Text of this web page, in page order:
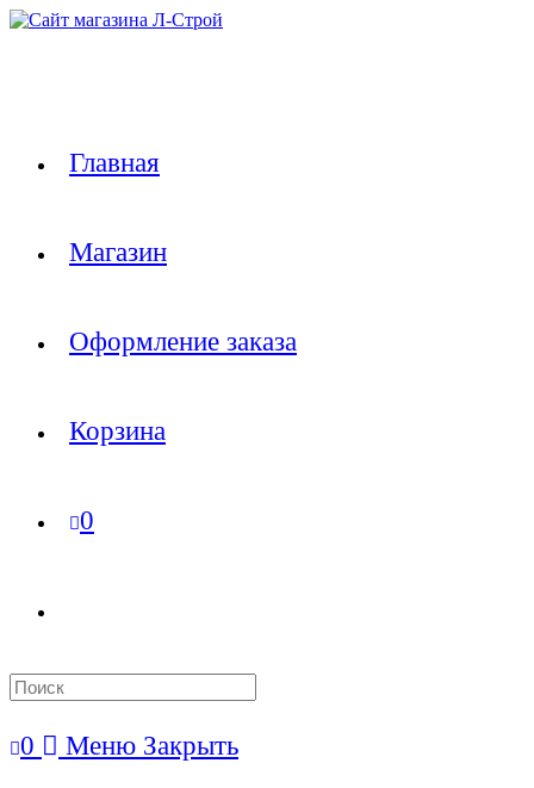
Перейти
Главная
Магазин
Оформление заказа
Корзина
0
Search
this
0 Меню Закрыть